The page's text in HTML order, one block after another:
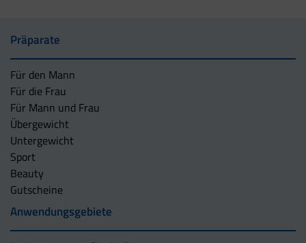
Präparate
Für den Mann
Für die Frau
Für Mann und Frau
Übergewicht
Untergewicht
Sport
Beauty
Gutscheine
Anwendungsgebiete